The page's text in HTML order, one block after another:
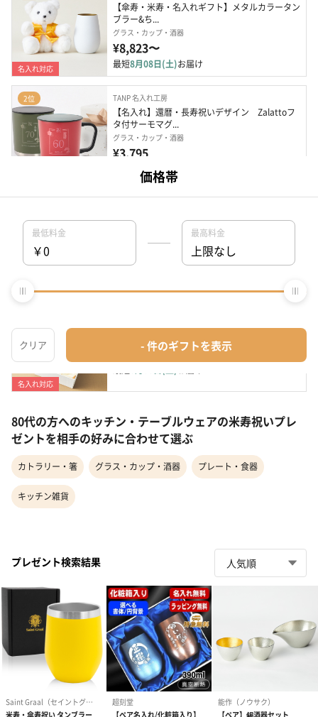
名入れ対応
【傘寿・米寿・名入れギフト】メタルカラータン
ブラー&ち...
グラス・カップ・酒器
¥8,823〜
最短8月08日(土)お届け
2位 TANP 名入れ工房
【名入れ】還暦・長寿祝いデザイン　Zalattoフ
タ付サーモマグ...
グラス・カップ・酒器
¥3,795
8月08日(土)お届け
【名入れ】米寿メッセージタンブラーと究極のビ
グラス・カップ・酒器
¥6,754〜
名入れ対応
¥4,433〜
80代の方へのキッチン・テーブルウェアの米寿祝いプレ
ゼントを相手の好みに合わせて選ぶ
カトラリー・箸 グラス・カップ・酒器 プレート・食器
キッチン雑貨
プレゼント検索結果